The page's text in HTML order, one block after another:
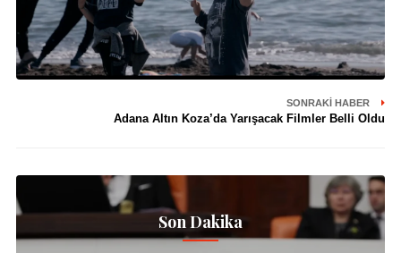
SONRAKI HABER
Adana Altın Koza’da Yarışacak Filmler Belli Oldu
Son Dakika